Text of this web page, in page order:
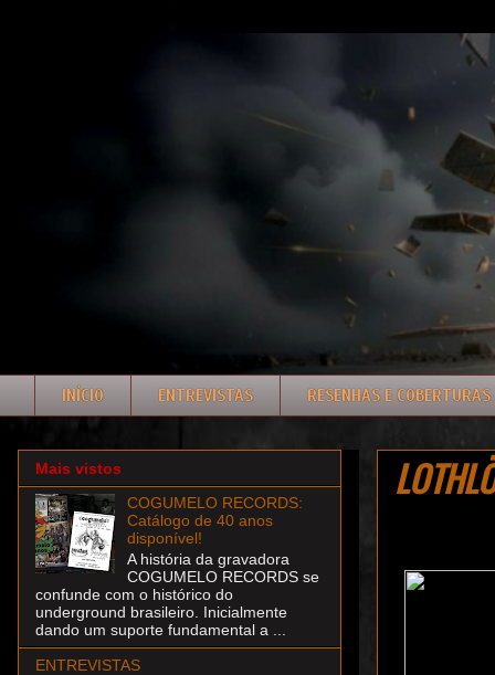
INÍCIO ENTREVISTAS RESENHAS E COBERTURAS
Mais vistos
COGUMELO RECORDS:
Catálogo de 40 anos
disponível!
A história da gravadora
COGUMELO RECORDS se
confunde com o histórico do
underground brasileiro. Inicialmente
dando um suporte fundamental a ...
ENTREVISTAS